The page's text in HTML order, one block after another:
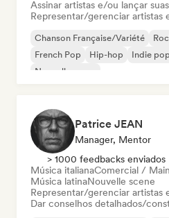
Assinar artistas e/ou lançar
Representar/gerenciar artistas
Chanson Française/Variété
French Pop
Hip-hop Indie pop
Nouvelle scene
Patrice JEAN
Manager, Mentor
> 1000 feedbacks enviados
Música italianaComercial /
Música latinaNouvelle scene
Representar/gerenciar artistas
Dar conselhos detalhados/